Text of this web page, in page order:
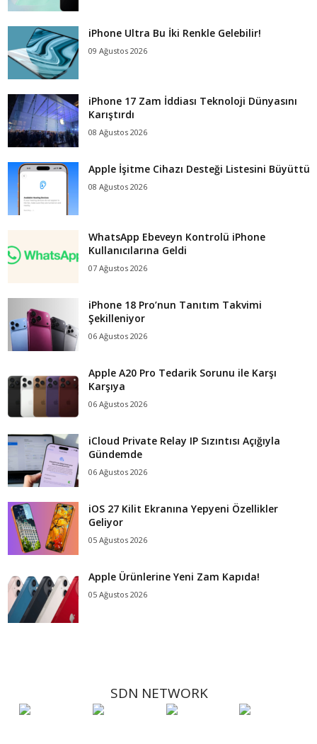
iPhone Ultra Bu İki Renkle Gelebilir!
09 Ağustos 2026
iPhone 17 Zam İddiası Teknoloji Dünyasını
Karıştırdı
08 Ağustos 2026
Apple İşitme Cihazı Desteği Listesini Büyüttü
08 Ağustos 2026
WhatsApp Ebeveyn Kontrolü iPhone
Kullanıcılarına Geldi
07 Ağustos 2026
iPhone 18 Pro’nun Tanıtım Takvimi
Şekilleniyor
06 Ağustos 2026
Apple A20 Pro Tedarik Sorunu ile Karşı
Karşıya
06 Ağustos 2026
iCloud Private Relay IP Sızıntısı Açığıyla
Gündemde
06 Ağustos 2026
iOS 27 Kilit Ekranına Yepyeni Özellikler
Geliyor
05 Ağustos 2026
Apple Ürünlerine Yeni Zam Kapıda!
05 Ağustos 2026
SDN NETWORK